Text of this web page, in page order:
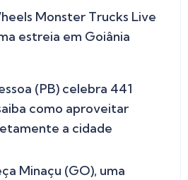
Monster Trucks Live
estreia em Goiânia
(PB) celebra 441
como aproveitar
a cidade
Minaçu (GO), uma